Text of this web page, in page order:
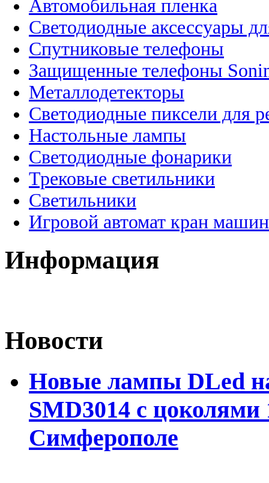
Автомобильная пленка
Светодиодные аксессуары
Спутниковые телефоны
Защищенные телефоны
Металлодетекторы
Светодиодные пиксели для
Настольные лампы
Светодиодные фонарики
Трековые светильники
Светильники
Игровой автомат кран
Информация
Новости
Новые лампы DLed
SMD3014 с цоколями
Симферополе